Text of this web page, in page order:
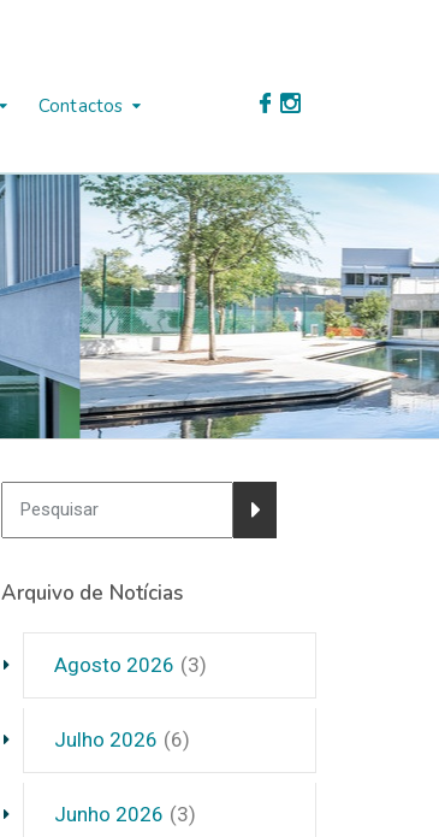
Contactos
Arquivo de Notícias
Agosto 2026 (3)
Julho 2026 (6)
Junho 2026 (3)